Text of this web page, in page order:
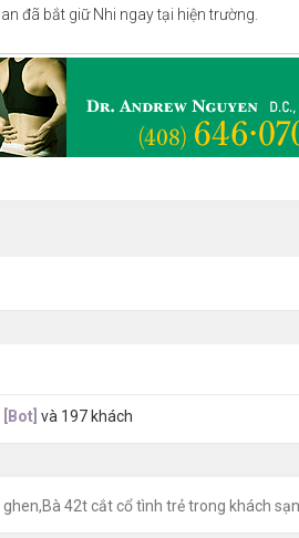
đã bắt giữ Nhi ngay tại hiện trường.
và 197 khách
ghen,Bà 42t cắt cổ tình trẻ trong khách sạn